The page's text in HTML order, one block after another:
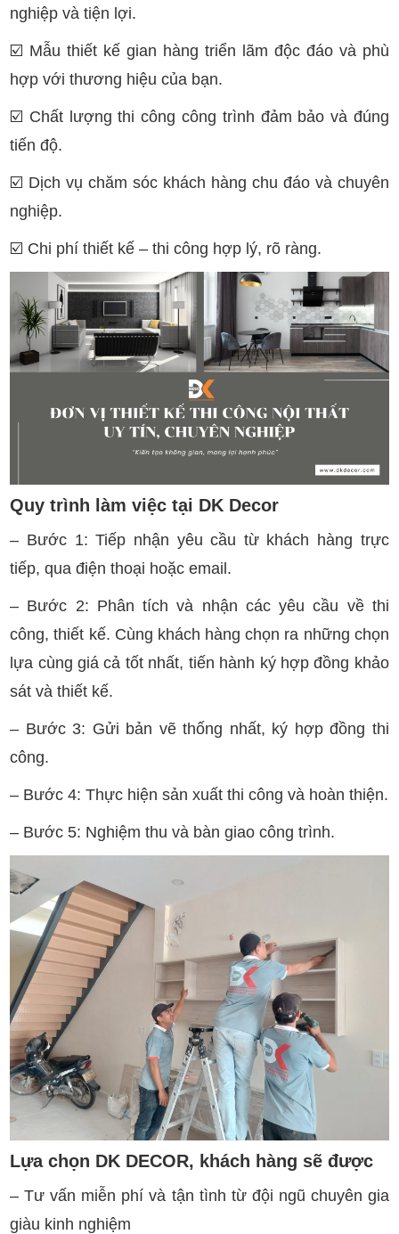
nghiệp và tiện lợi.
☑️ Mẫu thiết kế gian hàng triển lãm độc đáo và phù
hợp với thương hiệu của bạn.
☑️ Chất lượng thi công công trình đảm bảo và đúng
tiến độ.
☑️ Dịch vụ chăm sóc khách hàng chu đáo và chuyên
nghiệp.
☑️ Chi phí thiết kế – thi công hợp lý, rõ ràng.
Quy trình làm việc tại DK Decor
– Bước 1: Tiếp nhận yêu cầu từ khách hàng trực
tiếp, qua điện thoại hoặc email.
– Bước 2: Phân tích và nhận các yêu cầu về thi
công, thiết kế. Cùng khách hàng chọn ra những chọn
lựa cùng giá cả tốt nhất, tiến hành ký hợp đồng khảo
sát và thiết kế.
– Bước 3: Gửi bản vẽ thống nhất, ký hợp đồng thi
công.
– Bước 4: Thực hiện sản xuất thi công và hoàn thiện.
– Bước 5: Nghiệm thu và bàn giao công trình.
Lựa chọn DK DECOR, khách hàng sẽ được
– Tư vấn miễn phí và tận tình từ đội ngũ chuyên gia
giàu kinh nghiệm